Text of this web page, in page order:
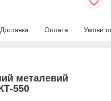
Доставка Оплата Умови
металевий
550